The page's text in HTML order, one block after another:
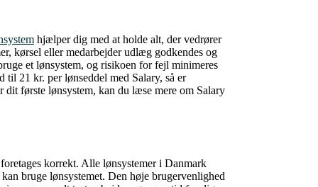
hjælper dig med at holde alt, der vedrører
kørsel eller medarbejder udlæg godkendes og
et lønsystem, og risikoen for fejl minimeres
til 21 kr. per lønseddel med Salary, så er
dit første lønsystem, kan du læse mere om Salary
korrekt. Alle lønsystemer i Danmark
bruge lønsystemet. Den høje brugervenlighed